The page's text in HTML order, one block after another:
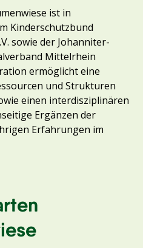
ist in
Kinderschutzbund
sowie der Johanniter-
Mittelrhein
ermöglicht eine
und Strukturen
einen interdisziplinären
Ergänzen der
Erfahrungen im